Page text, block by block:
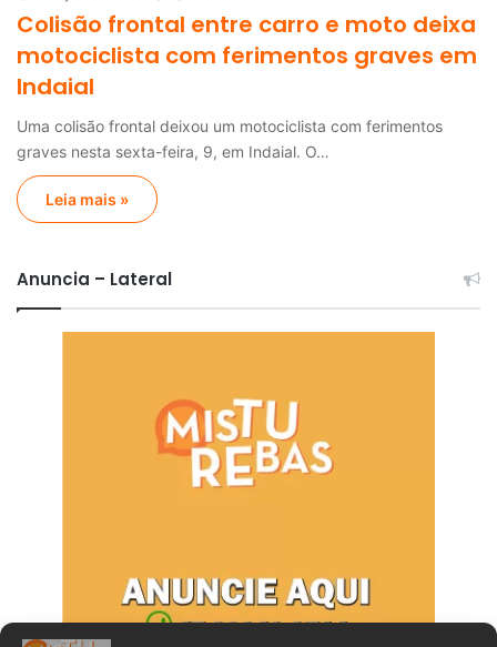
Colisão frontal entre carro e moto deixa
motociclista com ferimentos graves em
Indaial
Uma colisão frontal deixou um motociclista com ferimentos
graves nesta sexta-feira, 9, em Indaial. O…
Leia mais »
Anuncia – Lateral